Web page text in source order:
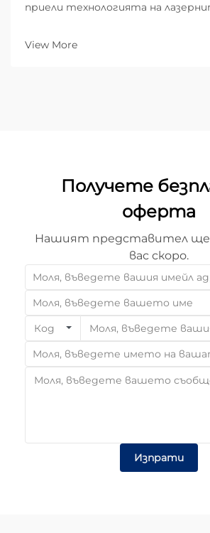
приели технологията на
операции по метална обработка.
View More
Получете
оферта
Нашият представител ще
вас скоро.
Код
Изпрати